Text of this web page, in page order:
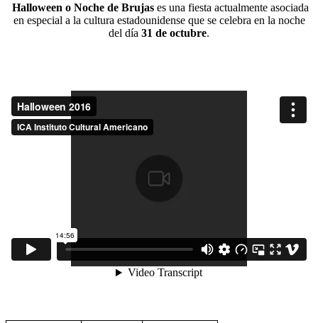
Halloween o Noche de Brujas es una fiesta actualmente asociada
en especial a la cultura estadounidense que se celebra en la noche
del día 31 de octubre.